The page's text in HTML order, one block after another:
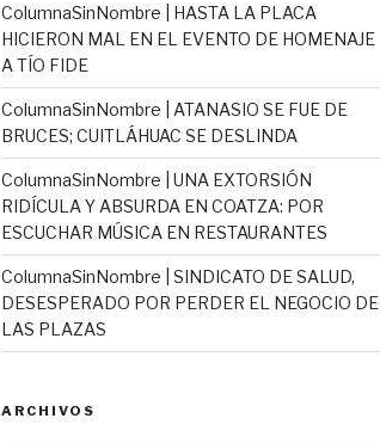
ColumnaSinNombre | HASTA LA PLACA
HICIERON MAL EN EL EVENTO DE HOMENAJE
A TÍO FIDE
ColumnaSinNombre | ATANASIO SE FUE DE
BRUCES; CUITLÁHUAC SE DESLINDA
ColumnaSinNombre | UNA EXTORSIÓN
RIDÍCULA Y ABSURDA EN COATZA: POR
ESCUCHAR MÚSICA EN RESTAURANTES
ColumnaSinNombre | SINDICATO DE SALUD,
DESESPERADO POR PERDER EL NEGOCIO DE
LAS PLAZAS
ARCHIVOS